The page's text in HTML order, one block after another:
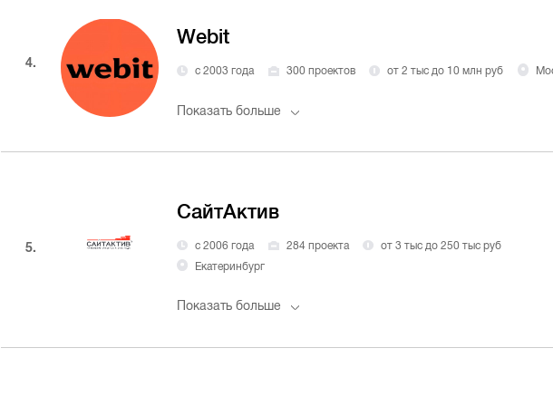
4.
Webit
с 2003 года 300 проектов от 2 тыс до 10 млн руб
Показать больше
5.
СайтАктив
с 2006 года 284 проекта
от 3 тыс до 250 тыс руб
Екатеринбург
Показать больше